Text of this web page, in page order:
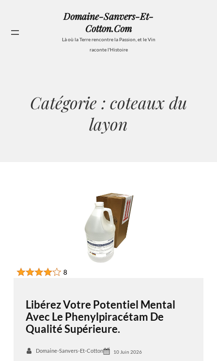
contenu
Domaine-Sanvers-Et-
Cotton.com
Là où la Terre rencontre la Passion, et le Vin
raconte l'Histoire
Catégorie : coteaux du
layon
Libérez Votre Potentiel Mental
Avec Le Phenylpiracétam De
Qualité Supérieure.
Domaine-Sanvers-Et-Cotton 10 Juin 2026